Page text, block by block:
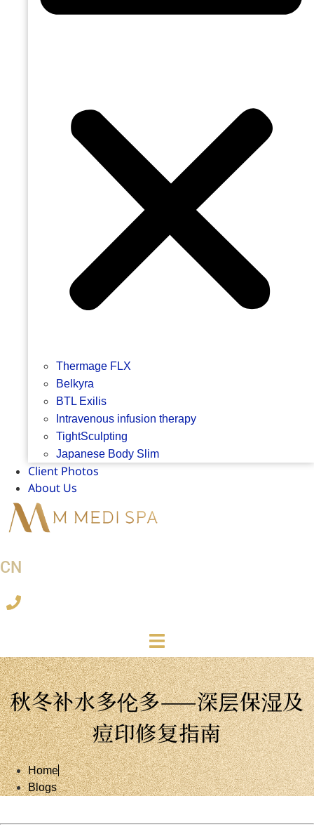
Thermage FLX
Belkyra
BTL Exilis
Intravenous infusion therapy
TightSculpting
Japanese Body Slim
Client Photos
About Us
CN
秋冬补水多伦多——深层保湿及
痘印修复指南
Home
Blogs